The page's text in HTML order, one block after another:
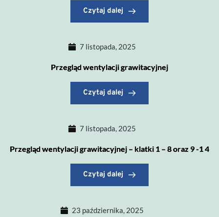
Czytaj dalej
7 listopada, 2025
Przegląd wentylacji grawitacyjnej
Czytaj dalej
7 listopada, 2025
Przegląd wentylacji grawitacyjnej – klatki 1 – 8 oraz 9 -1 4
Czytaj dalej
23 października, 2025